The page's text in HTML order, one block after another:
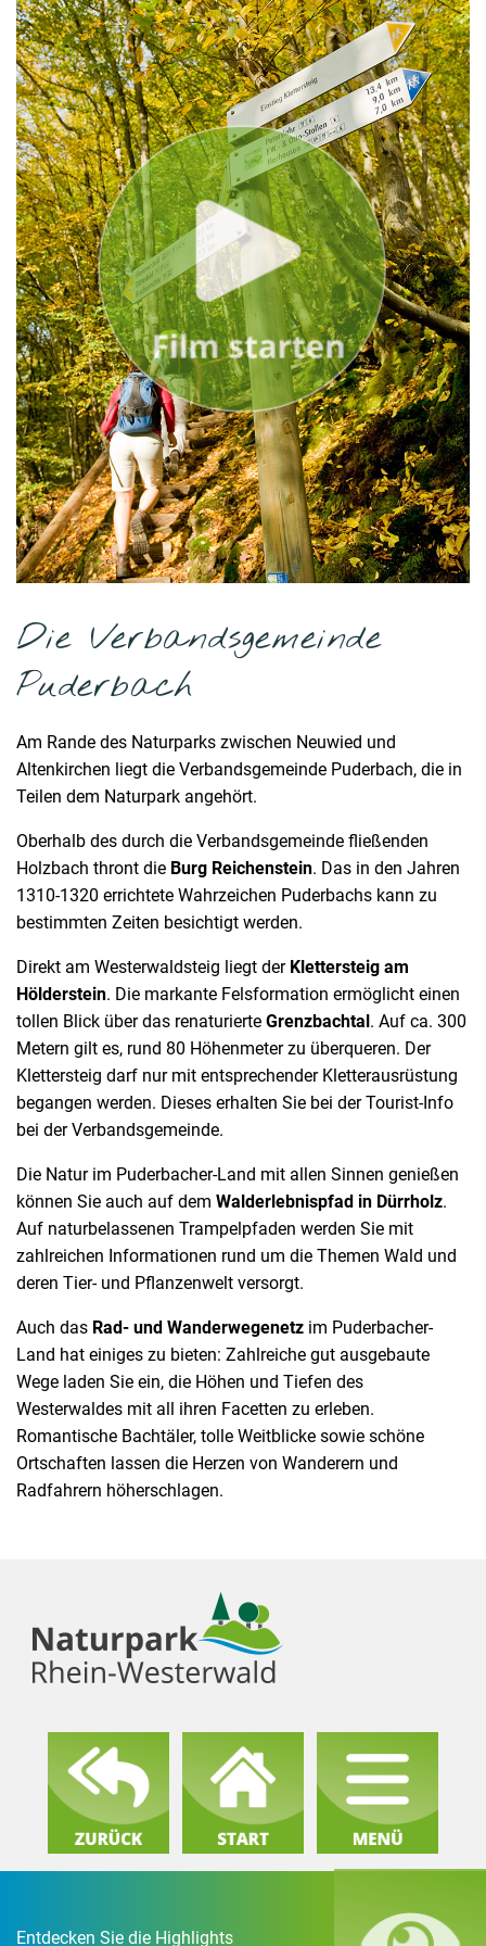
Die Verbandsgemeinde
Puderbach
Am Rande des Naturparks zwischen Neuwied und
Altenkirchen liegt die Verbandsgemeinde Puderbach, die in
Teilen dem Naturpark angehört.
Oberhalb des durch die Verbandsgemeinde fließenden
Holzbach thront die Burg Reichenstein. Das in den Jahren
1310-1320 errichtete Wahrzeichen Puderbachs kann zu
bestimmten Zeiten besichtigt werden.
Direkt am Westerwaldsteig liegt der Klettersteig am
Hölderstein. Die markante Felsformation ermöglicht einen
tollen Blick über das renaturierte Grenzbachtal. Auf ca. 300
Metern gilt es, rund 80 Höhenmeter zu überqueren. Der
Klettersteig darf nur mit entsprechender Kletterausrüstung
begangen werden. Dieses erhalten Sie bei der Tourist-Info
bei der Verbandsgemeinde.
Die Natur im Puderbacher-Land mit allen Sinnen genießen
können Sie auch auf dem Walderlebnispfad in Dürrholz.
Auf naturbelassenen Trampelpfaden werden Sie mit
zahlreichen Informationen rund um die Themen Wald und
deren Tier- und Pflanzenwelt versorgt.
Auch das Rad- und Wanderwegenetz im Puderbacher-
Land hat einiges zu bieten: Zahlreiche gut ausgebaute
Wege laden Sie ein, die Höhen und Tiefen des
Westerwaldes mit all ihren Facetten zu erleben.
Romantische Bachtäler, tolle Weitblicke sowie schöne
Ortschaften lassen die Herzen von Wanderern und
Radfahrern höherschlagen.
Entdecken Sie die Highlights